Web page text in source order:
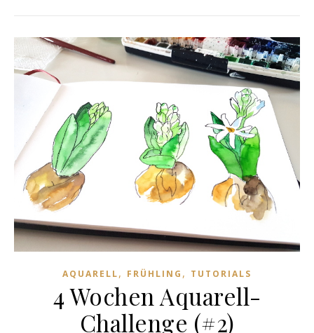
AQUARELL, FRÜHLING , TUTORIALS
4 Wochen Aquarell-
Challenge (#2)